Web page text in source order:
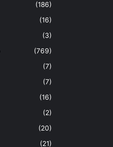
(186)
(16)
(3)
(769)
(7)
(7)
(16)
(2)
(20)
(21)